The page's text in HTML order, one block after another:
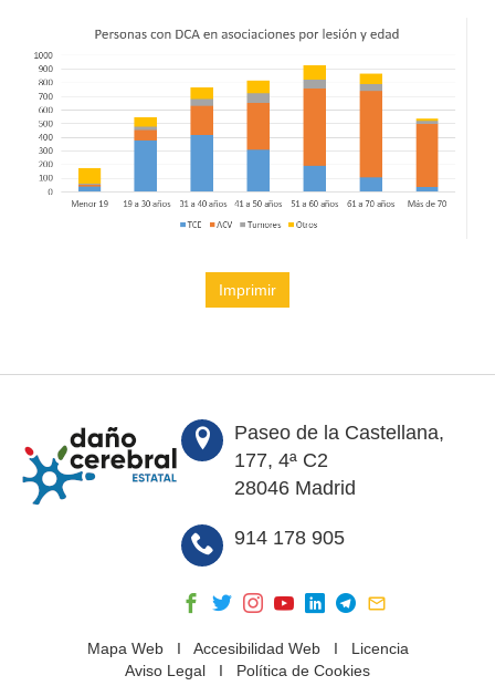
Imprimir
Paseo de la Castellana,
177, 4ª C2
28046 Madrid
914 178 905
Mapa WebI Accesibilidad WebI Licencia
Aviso Legal I Política de Cookies